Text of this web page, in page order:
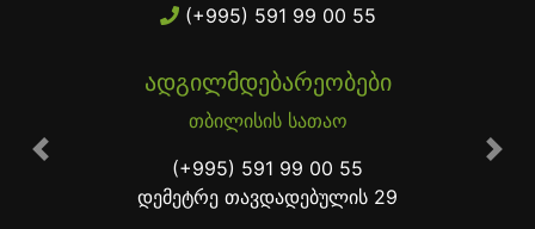
(+995) 591 99 00 55
ᲐᲓᲒᲘᲚᲛᲓᲔᲑᲐᲠᲔᲝᲑᲔᲑᲘ
თბილისის სათაო
(+995) 591 99 00 55
დემეტრე თავდადებულის 29
Previous Next